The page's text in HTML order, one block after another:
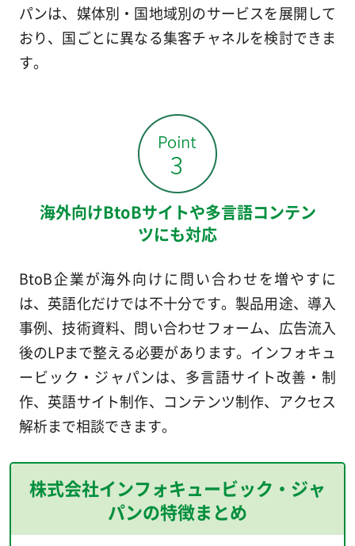
パンは、媒体別・国地域別のサービスを展開して
おり、国ごとに異なる集客チャネルを検討できま
す。
海外向けBtoBサイトや多言語コンテン
ツにも対応
BtoB企業が海外向けに問い合わせを増やすに
は、英語化だけでは不十分です。製品用途、導入
事例、技術資料、問い合わせフォーム、広告流入
後のLPまで整える必要があります。インフォキュ
ービック・ジャパンは、多言語サイト改善・制
作、英語サイト制作、コンテンツ制作、アクセス
解析まで相談できます。
株式会社インフォキュービック・ジャ
パンの特徴まとめ